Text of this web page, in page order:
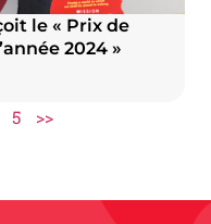
le « Prix de
2024 »
5 >>